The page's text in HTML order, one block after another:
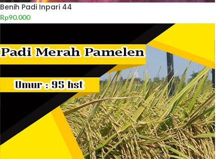
Benih Padi Inpari 44
Rp90.000